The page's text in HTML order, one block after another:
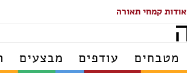
אודות קמחי תאורה
מטבחים עודפים מבצעים